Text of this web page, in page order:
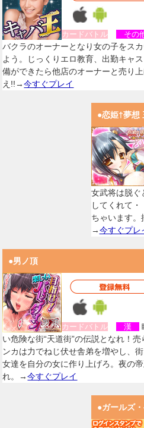
カードバトル その
バクラのオーナーとなり女の子をス
よう。じっくりエロ教育、出勤キャ
備ができたら他店のオーナーと売り
え!!→今すぐプレイ
●恋姫†夢想
女武将は脱ぐ
してくれて
ちゃいます。
→今すぐプレ
●男ノ頂
カードバトル 漢
い危険な街“天道街”の伝説となれ！売
ンカは力でねじ伏せ舎弟を増やし、
女達を自分の女に作り上げろ。夜の
れ。→今すぐプレイ
●ガールズ